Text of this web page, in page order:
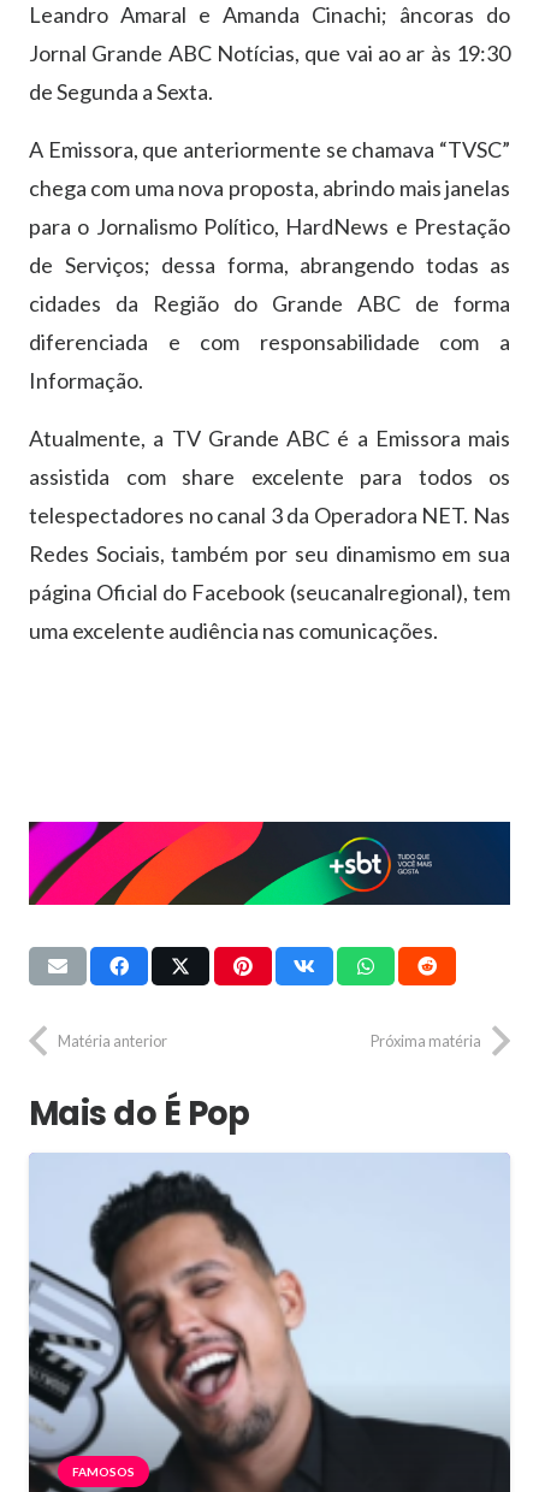
Leandro Amaral e Amanda Cinachi; âncoras do
Jornal Grande ABC Notícias, que vai ao ar às 19:30
de Segunda a Sexta.
A Emissora, que anteriormente se chamava “TVSC”
chega com uma nova proposta, abrindo mais janelas
para o Jornalismo Político, HardNews e Prestação
de Serviços; dessa forma, abrangendo todas as
cidades da Região do Grande ABC de forma
diferenciada e com responsabilidade com a
Informação.
Atualmente, a TV Grande ABC é a Emissora mais
assistida com share excelente para todos os
telespectadores no canal 3 da Operadora NET. Nas
Redes Sociais, também por seu dinamismo em sua
página Oficial do Facebook (seucanalregional), tem
uma excelente audiência nas comunicações.
Matéria anterior Próxima matéria
Mais do É Pop
FAMOSOS